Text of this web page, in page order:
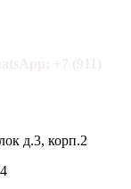
д.3, корп.2